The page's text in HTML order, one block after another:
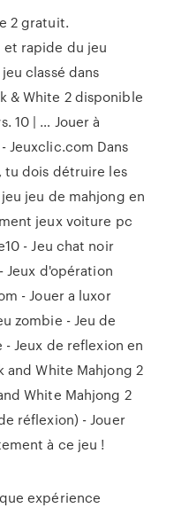
2 gratuit.
rapide du jeu
classé dans
& White 2 disponible
10 | … Jouer à
Jeuxclic.com Dans
tu dois détruire les
jeu de mahjong en
jeux voiture pc
- Jeu chat noir
Jeux d'opération
- Jouer a luxor
zombie - Jeu de
Jeux de reflexion en
and White Mahjong 2
White Mahjong 2
réflexion) - Jouer
à ce jeu !
expérience